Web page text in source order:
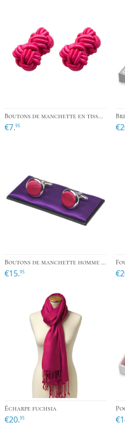
Boutons de manchette en tissu Rose Fuchsia
€7.95
Boutons de manchette homme fuchsia
€15.95
Écharpe fuchsia
€20.95